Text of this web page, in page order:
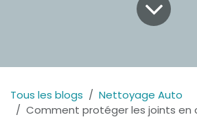
Tous les blogs
Nettoyage Auto
Comment protéger les joints en